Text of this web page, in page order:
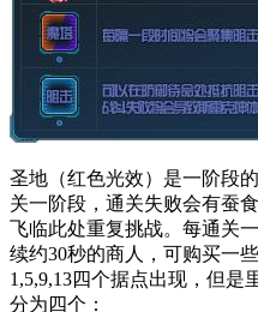
圣地（红色光效）是一阶段
关一阶段，通关失败会有蚕
飞临此处重复挑战。每通关
续约30秒的商人，可购买一
1,5,9,13四个据点出现，但是
分为四个：